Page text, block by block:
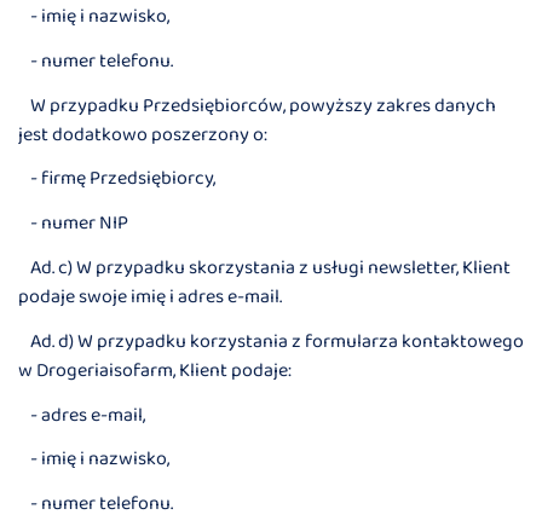
- imię i nazwisko,
- numer telefonu.
W przypadku Przedsiębiorców, powyższy zakres danych
jest dodatkowo poszerzony o:
- firmę Przedsiębiorcy,
- numer NIP
Ad. c) W przypadku skorzystania z usługi newsletter, Klient
podaje swoje imię i adres e-mail.
Ad. d) W przypadku korzystania z formularza kontaktowego
w Drogeriaisofarm, Klient podaje:
- adres e-mail,
- imię i nazwisko,
- numer telefonu.